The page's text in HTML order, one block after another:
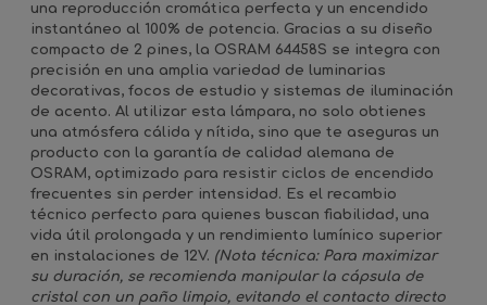
una reproducción cromática perfecta y un encendido
instantáneo al 100% de potencia. Gracias a su diseño
compacto de 2 pines, la OSRAM 64458S se integra con
precisión en una amplia variedad de luminarias
decorativas, focos de estudio y sistemas de iluminación
de acento. Al utilizar esta lámpara, no solo obtienes
una atmósfera cálida y nítida, sino que te aseguras un
producto con la garantía de calidad alemana de
OSRAM, optimizado para resistir ciclos de encendido
frecuentes sin perder intensidad. Es el recambio
técnico perfecto para quienes buscan fiabilidad, una
vida útil prolongada y un rendimiento lumínico superior
en instalaciones de 12V. (Nota técnica: Para maximizar
su duración, se recomienda manipular la cápsula de
cristal con un paño limpio, evitando el contacto directo